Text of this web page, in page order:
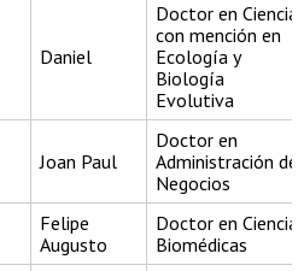
Daniel
Doctor en
con mención en
Ecología y
Biología
Evolutiva
Joan Paul
Doctor en
Administración de
Negocios
Felipe
Augusto
Doctor en
Biomédicas